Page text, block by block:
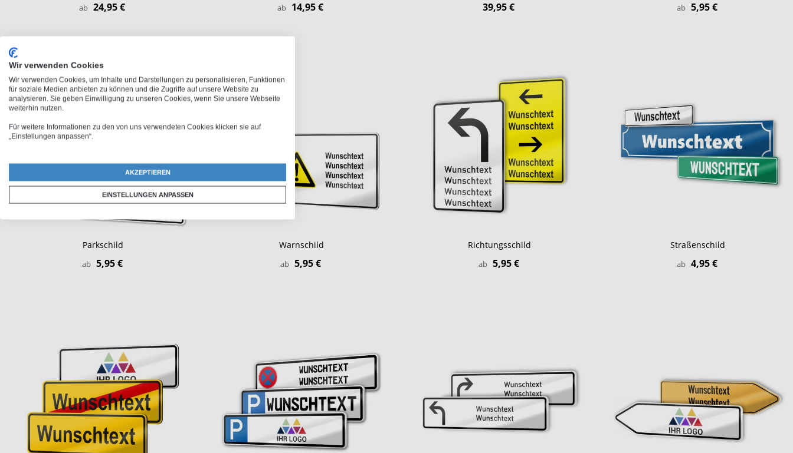
ab 24,95 € ab 14,95 € 39,95 € ab 5,95 €
Parkschild
ab 5,95 €
Warnschild
ab 5,95 €
Richtungsschild
ab 5,95 €
Straßenschild
ab 4,95 €
Wir verwenden Cookies
Wir verwenden Cookies, um Inhalte und Darstellungen zu personalisieren, Funktionen
für soziale Medien anbieten zu können und die Zugriffe auf unsere Website zu
analysieren. Sie geben Einwilligung zu unseren Cookies, wenn Sie unsere Webseite
weiterhin nutzen.
Für weitere Informationen zu den von uns verwendeten Cookies klicken sie auf
„Einstellungen anpassen“.
AKZEPTIEREN
EINSTELLUNGEN ANPASSEN